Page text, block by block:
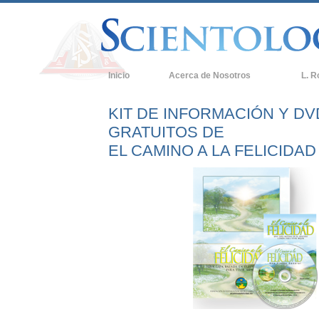
Inicio Acerca de Nosotros L.
KIT DE INFORMACIÓN Y
GRATUITOS DE
EL CAMINO A LA FELICIDAD